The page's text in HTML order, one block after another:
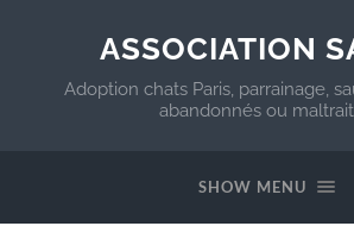
ASSOCIATION
Adoption chats Paris, parrainage,
abandonnés ou
SHOW MENU